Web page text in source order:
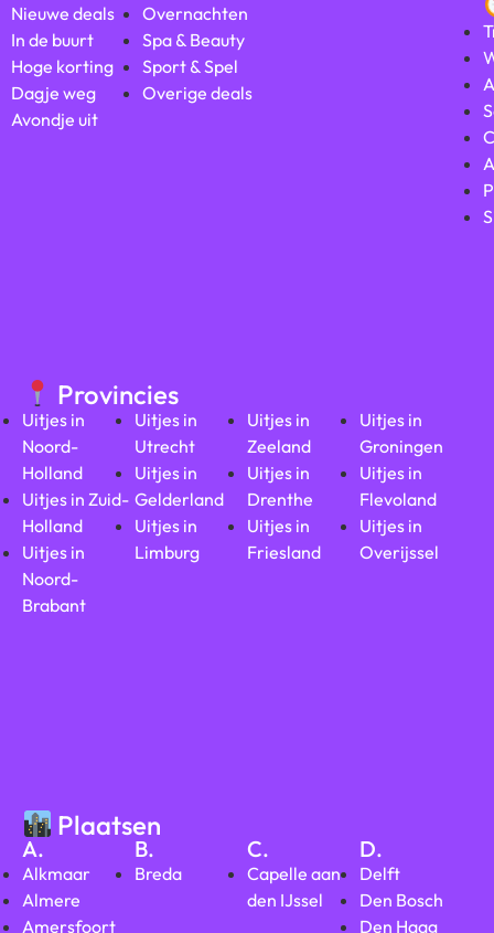
Nieuwe deals
In de buurt
Hoge korting
Dagje weg
Avondje uit
Overnachten
Spa & Beauty
Sport & Spel
Overige deals
Provincies
Uitjes in
Noord-
Holland
Uitjes in Zuid-
Holland
Uitjes in
Noord-
Brabant
Uitjes in
Utrecht
Uitjes in
Gelderland
Uitjes in
Limburg
Uitjes in
Zeeland
Uitjes in
Drenthe
Uitjes in
Friesland
Uitjes in
Groningen
Uitjes in
Flevoland
Uitjes in
Overijssel
Plaatsen
A.
Alkmaar
Almere
Amersfoort
B.
Breda
C.
Capelle aan
den IJssel
D.
Delft
Den Bosch
Den Haag